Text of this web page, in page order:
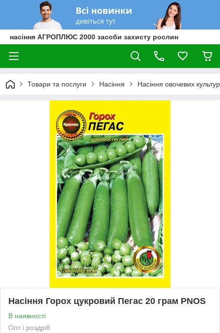
насіння АГРОПЛЮС 2000 засоби захисту рослин
Товари та послуги Насіння Насіння овочевих культур
Насіння Горох цукровий Пегас 20 грам PNOS
В наявності
Опт і роздріб